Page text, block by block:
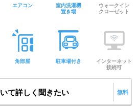
エアコン
室内洗濯機
置き場
ウォークイン
クローゼット
角部屋 駐車場付き
インターネット
接続可
て詳しく聞きたい 無料